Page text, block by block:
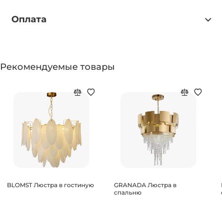
Оплата
Рекомендуемые товары
BLOMST Люстра в гостиную
GRANADA Люстра в
спальню